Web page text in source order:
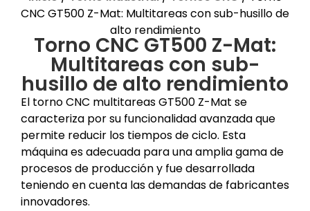
CNC GT500 Z-Mat: Multitareas con sub-husillo de
alto rendimiento
Torno CNC GT500 Z-Mat:
Multitareas con sub-
husillo de alto rendimiento
El torno CNC multitareas GT500 Z-Mat se
caracteriza por su funcionalidad avanzada que
permite reducir los tiempos de ciclo. Esta
máquina es adecuada para una amplia gama de
procesos de producción y fue desarrollada
teniendo en cuenta las demandas de fabricantes
innovadores.